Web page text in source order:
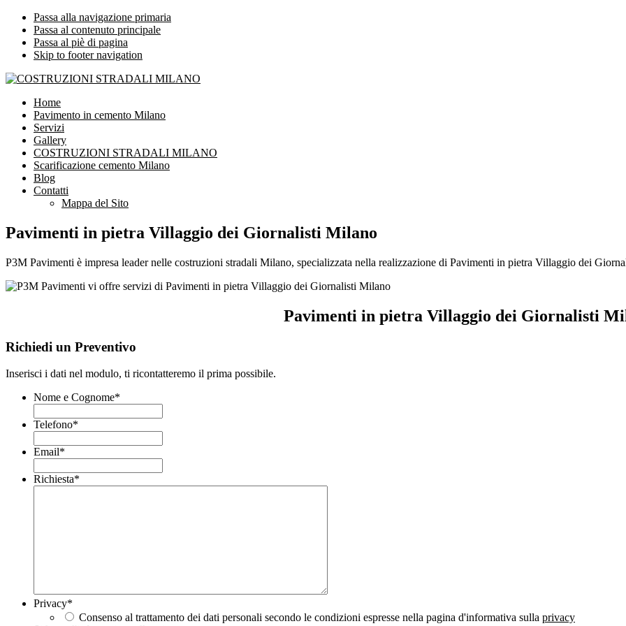
Passa alla navigazione primaria
Passa al contenuto principale
Passa al piè di pagina
Skip to footer navigation
COSTRUZIONI STRADALI MILANO
Impresa leader nelle costruzioni stradali Milano
Home
Pavimento in cemento Milano
Servizi
Gallery
COSTRUZIONI STRADALI MILANO
Scarificazione cemento Milano
Blog
Contatti
Mappa del Sito
Pavimenti in pietra Villaggio dei Giornalisti Milano
P3M Pavimenti è impresa leader nelle costruzioni stradali Milano, specializzata nella realizzazione di Pavimenti in pietra Villaggio dei
Pavimenti in pietra Villaggio dei Giornalisti
Richiedi un Preventivo
Inserisci i dati nel modulo, ti ricontatteremo il prima possibile.
Nome e Cognome*
Telefono*
Email*
Richiesta*
Privacy*
Consenso al trattamento dei dati personali secondo le condizioni espresse nella pagina d'informativa sulla privacy